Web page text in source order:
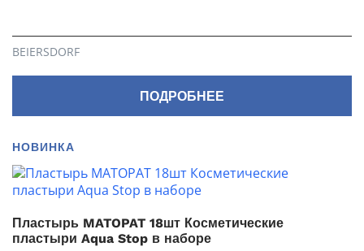
BEIERSDORF
ПОДРОБНЕЕ
НОВИНКА
Пластырь MATOPAT 18шт Косметические
пластыри Aqua Stop в наборе